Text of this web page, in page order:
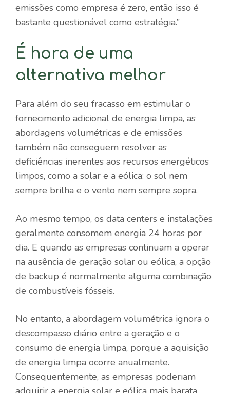
emissões como empresa é zero, então isso é
bastante questionável como estratégia.”
É hora de uma
alternativa melhor
Para além do seu fracasso em estimular o
fornecimento adicional de energia limpa, as
abordagens volumétricas e de emissões
também não conseguem resolver as
deficiências inerentes aos recursos energéticos
limpos, como a solar e a eólica: o sol nem
sempre brilha e o vento nem sempre sopra.
Ao mesmo tempo, os data centers e instalações
geralmente consomem energia 24 horas por
dia. E quando as empresas continuam a operar
na ausência de geração solar ou eólica, a opção
de backup é normalmente alguma combinação
de combustíveis fósseis.
No entanto, a abordagem volumétrica ignora o
descompasso diário entre a geração e o
consumo de energia limpa, porque a aquisição
de energia limpa ocorre anualmente.
Consequentemente, as empresas poderiam